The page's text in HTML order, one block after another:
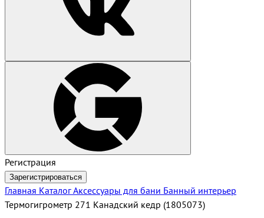
Регистрация
Зарегистрироваться
Главная КаталогАксессуары для бани Банный интерьер
Термогигрометр 271 Канадский кедр (1805073)